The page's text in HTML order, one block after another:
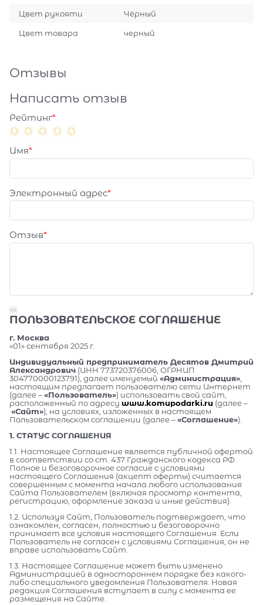
Цвет рукояти Чёрный
Цвет товара черный
Отзывы
Написать отзыв
Рейтинг
Имя
Электронный адрес
Отзыв
ПОЛЬЗОВАТЕЛЬСКОЕ СОГЛАШЕНИЕ
г. Москва
«01» сентября 2025 г.
Индивидуальный предприниматель Десятов Дмитрий
Александрович (ИНН 773720376006, ОГРНИП
304770000123791), далее именуемый «Администрация»
настоящим предлагает пользователю сети Интернет
(далее –«Пользователь») использовать свой сайт,
расположенный по адресу www.komupodarki.ru (далее –
«Сайт»), на условиях, изложенных в настоящем
Пользовательском соглашении (далее –«Соглашение»).
1. СТАТУС СОГЛАШЕНИЯ
1.1. Настоящее Соглашение является публичной офертой
в соответствии со ст. 437 Гражданского кодекса РФ.
Полное и безоговорочное согласие с условиями
настоящего Соглашения (акцепт оферты) считается
совершенным с момента начала любого использования
Сайта Пользователем (включая просмотр контента,
регистрацию, оформление заказа и иные действия).
1.2. Используя Сайт, Пользователь подтверждает, что
ознакомлен, согласен, полностью и безоговорочно
принимает все условия настоящего Соглашения. Если
Пользователь не согласен с условиями Соглашения, он не
вправе использовать Сайт.
1.3. Настоящее Соглашение может быть изменено
Администрацией в одностороннем порядке без какого-
либо специального уведомления Пользователя. Новая
редакция Соглашения вступает в силу с момента ее
размещения на Сайте.